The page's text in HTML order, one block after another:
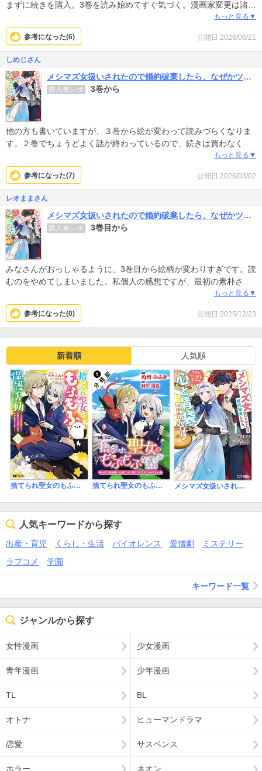
まずに続きを購入。3巻を読み始めてすぐ気づく。漫画家変更は諸事
情があり、しょうがないと思いますが、2巻の最終ページに告知と
か、あらすじ辺りに告知があると読者への対応が丁寧だと思いま
す。告知対応されている漫画もありますので、ご対応よろしくお願
いいたします。
もっと見る▼
公開日:2026/06/21
参考になった(6)
しめじさん
メシマズ女扱いされたので婚約破棄したら、なぜかツンデレ王子の心と胃袋つかんじゃいました(コミック)
購入者レポ 3巻から
他の方も書いていますが、３巻から絵が変わって読みづらくなりま
す。２巻でちょうどよく話が終わっているので、続きは買わなくて
も良いかなって感じです。前の絵のほうが好みだったというのもあ
りますが。
もっと見る▼
公開日:2026/03/02
参考になった(7)
レオままさん
メシマズ女扱いされたので婚約破棄したら、なぜかツンデレ王子の心と胃袋つかんじゃいました(コミック)
購入者レポ 3巻目から
みなさんがおっしゃるように、3巻目から絵柄が変わりすぎです。読
むのをやめてしまいました。私個人の感想ですが、最初の素朴さが
もっと見る▼
公開日:2025/12/23
参考になった(0)
新着順 人気順
捨てられ聖女のもふもふ保護活動～天才魔法使いと幻獣たちに愛されて幸せになります～(コミック) 捨てられ聖女のもふもふ保護活動～天才魔法使いと幻獣たちに愛されて幸せになります～(コミック) 分冊版 メシマズ女扱いされたので婚約破棄したら、なぜかツンデレ王子の心と胃袋つかんじゃいました(コミック)
人気キーワードから探す
出産・育児 くらし・生活 バイオレンス 愛憎劇
ミステリー
ラブコメ
学園
キーワード一覧
ジャンルから探す
女性漫画 少女漫画
青年漫画 少年漫画
TL BL
オトナ ヒューマンドラマ
恋愛 サスペンス
ホラー ネオン